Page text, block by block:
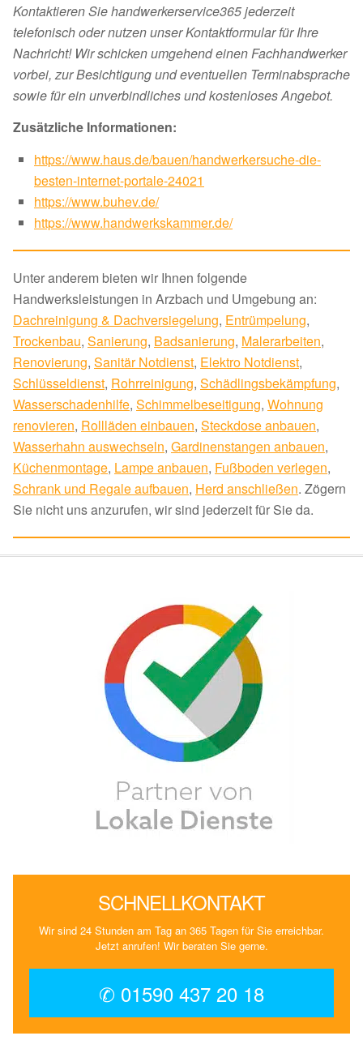
Kontaktieren Sie handwerkerservice365 jederzeit
telefonisch oder nutzen unser Kontaktformular für Ihre
Nachricht! Wir schicken umgehend einen Fachhandwerker
vorbei, zur Besichtigung und eventuellen Terminabsprache
sowie für ein unverbindliches und kostenloses Angebot.
Zusätzliche Informationen:
https://www.haus.de/bauen/handwerkersuche-die-
besten-internet-portale-24021
https://www.buhev.de/
https://www.handwerkskammer.de/
Unter anderem bieten wir Ihnen folgende
Handwerksleistungen in Arzbach und Umgebung an:
Dachreinigung & Dachversiegelung, Entrümpelung,
Trockenbau, Sanierung, Badsanierung, Malerarbeiten,
Renovierung, Sanitär Notdienst, Elektro Notdienst,
Schlüsseldienst, Rohrreinigung, Schädlingsbekämpfung,
Wasserschadenhilfe, Schimmelbeseitigung, Wohnung
renovieren, Rollläden einbauen, Steckdose anbauen,
Wasserhahn auswechseln, Gardinenstangen anbauen,
Küchenmontage, Lampe anbauen, Fußboden verlegen,
Schrank und Regale aufbauen, Herd anschließen. Zögern
Sie nicht uns anzurufen, wir sind jederzeit für Sie da.
SCHNELLKONTAKT
Wir sind 24 Stunden am Tag an 365 Tagen für Sie erreichbar.
Jetzt anrufen! Wir beraten Sie gerne.
✆ 01590 437 20 18